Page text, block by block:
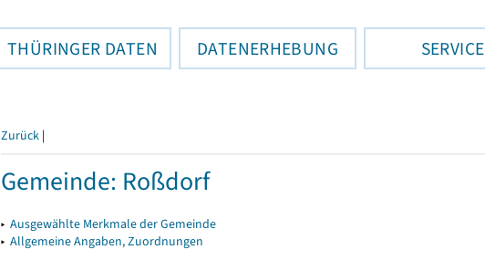
THÜRINGER DATEN DATENERHEBUNG SERVICE
Zurück |
Gemeinde: Roßdorf
▸ Ausgewählte Merkmale der Gemeinde
▸ Allgemeine Angaben, Zuordnungen